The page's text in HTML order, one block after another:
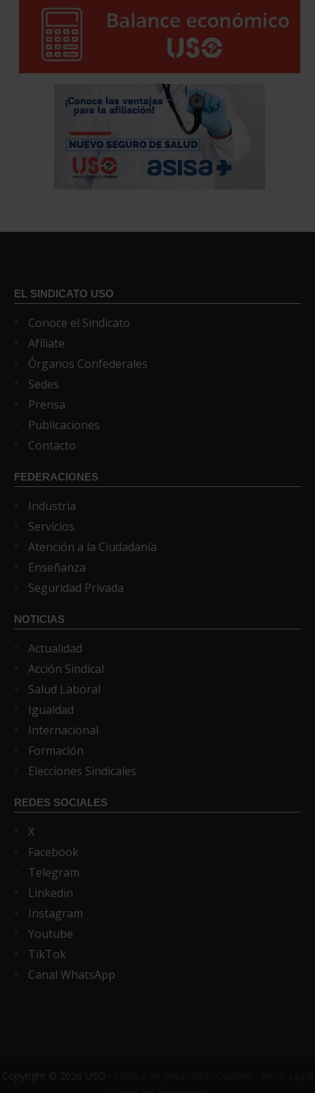
EL SINDICATO USO
Conoce el Sindicato
Afíliate
Órganos Confederales
Sedes
Prensa
Publicaciones
Contacto
FEDERACIONES
Industria
Servicios
Atención a la Ciudadanía
Enseñanza
Seguridad Privada
NOTICIAS
Actualidad
Acción Sindical
Salud Laboral
Igualdad
Internacional
Formación
Elecciones Sindicales
REDES SOCIALES
X
Facebook
Telegram
Linkedin
Instagram
Youtube
TikTok
Canal WhatsApp
Copyright © 2026 USO ·